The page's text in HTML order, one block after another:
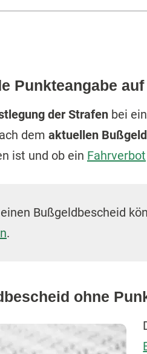
Punkteangabe
der Strafen bei
dem aktuellen
ist und ob ein Fahrverbot
Bußgeldbescheid
.
ohne